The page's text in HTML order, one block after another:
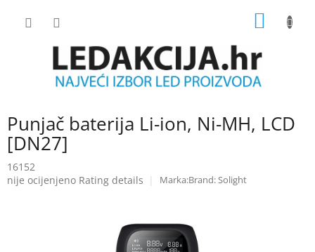
Punjač baterija Li-ion, Ni-MH, LCD
[DN27]
16152
The
nije ocijenjeno Rating details Brand:Solight